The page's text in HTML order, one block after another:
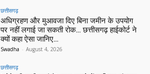
छत्तीसगढ़
अधिग्रहण और मुआवजा दिए बिना जमीन के उपयोग
पर नहीं लगाई जा सकती रोक… छत्तीसगढ़ हाईकोर्ट ने
क्यों कहा ऐसा जानिए…
Swadha - August 4, 2026
छत्तीसगढ़